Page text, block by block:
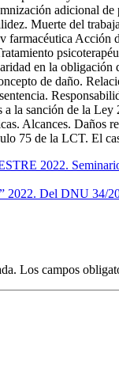
adicional
Muerte del
farmacéutica
en la obligación
de daño.
la sanción de la
Alcances. Daños
75 de la LCT. El
2022.
Del DNU 34/
Los campos